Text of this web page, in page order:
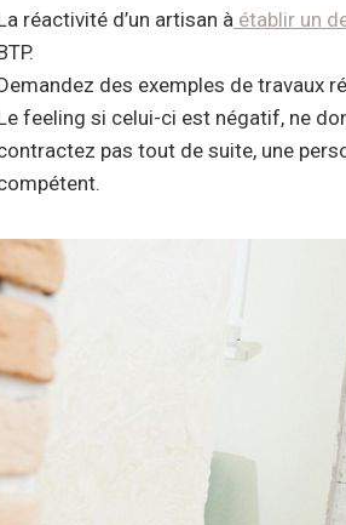
réactivité d’un artisan à établir un
des exemples de travaux
feeling si celui-ci est négatif, ne
pas tout de suite, une